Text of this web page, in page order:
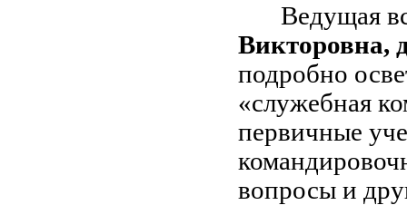
Ведущая
Викторовна,
подробно
«служебная
первичные
вопросы и